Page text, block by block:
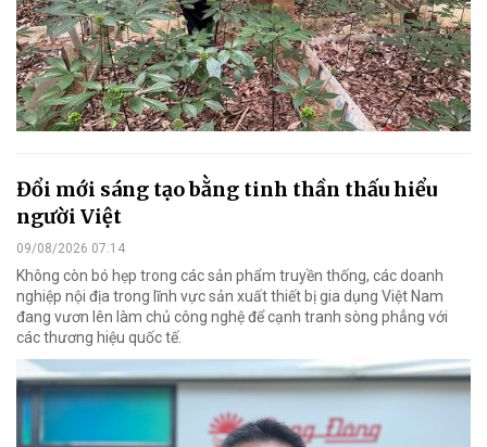
Đổi mới sáng tạo bằng tinh thần thấu hiểu
người Việt
09/08/2026 07:14
Không còn bó hẹp trong các sản phẩm truyền thống, các doanh
nghiệp nội địa trong lĩnh vực sản xuất thiết bị gia dụng Việt Nam
đang vươn lên làm chủ công nghệ để cạnh tranh sòng phẳng với
các thương hiệu quốc tế.